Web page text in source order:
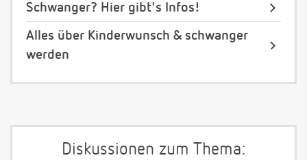
Schwanger? Hier gibt's Infos!
Alles über Kinderwunsch & schwanger
werden
Diskussionen zum Thema: